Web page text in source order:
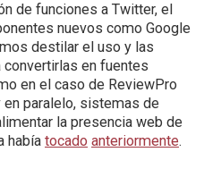
de funciones a Twitter, el
nuevos como Google
destilar el uso y las
en fuentes
en el caso de ReviewPro
paralelo, sistemas de
la presencia web de
había tocado anteriormente.